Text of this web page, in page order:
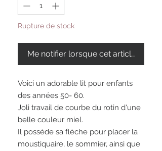
Rupture de stock
Me notifier lorsque cet article est
Voici un adorable lit pour enfants
des années 50- 60.
Joli travail de courbe du rotin d'une
belle couleur miel.
Il possède sa flèche pour placer la
moustiquaire, le sommier, ainsi que